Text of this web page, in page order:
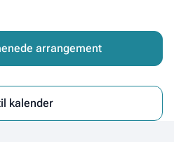
arrangement
kalender